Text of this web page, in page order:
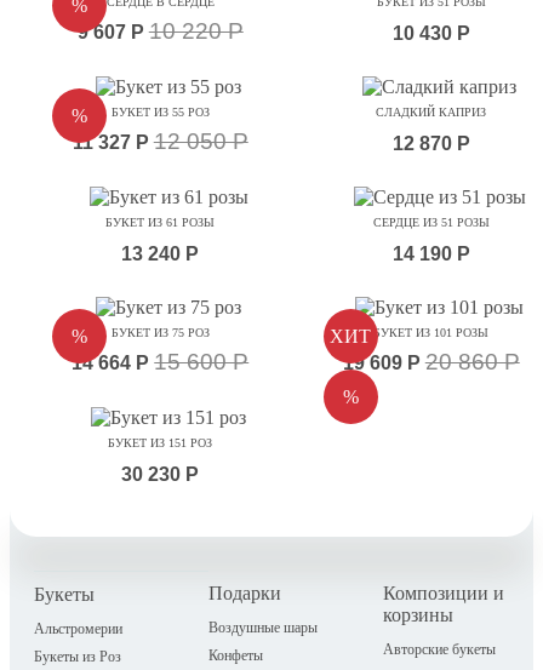
%
9 607 Р10 220 Р 10 430 Р
% БУКЕТ ИЗ 55 РОЗ
11 327 Р12 050 Р
СЛАДКИЙ КАПРИЗ
12 870 Р
БУКЕТ ИЗ 61 РОЗЫ
13 240 Р
СЕРДЦЕ ИЗ 51 РОЗЫ
14 190 Р
% БУКЕТ ИЗ 75 РОЗ
14 664 Р15 600 Р
ХИТ
%
БУКЕТ ИЗ 101 РОЗЫ
19 609 Р20 860 Р
БУКЕТ ИЗ 151 РОЗ
30 230 Р
Букеты
Альстромерии
Букеты из Роз
Подарки
Воздушные шары
Конфеты
Композиции и
корзины
Авторские букеты